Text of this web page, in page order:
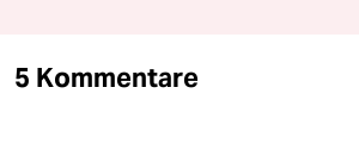
5 Kommentare